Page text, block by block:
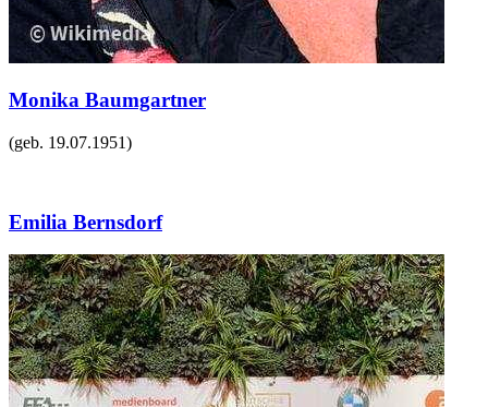
Monika Baumgartner
(geb. 19.07.1951)
Emilia Bernsdorf